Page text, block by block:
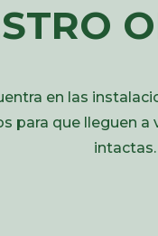
en las
para que lleguen
intactas.